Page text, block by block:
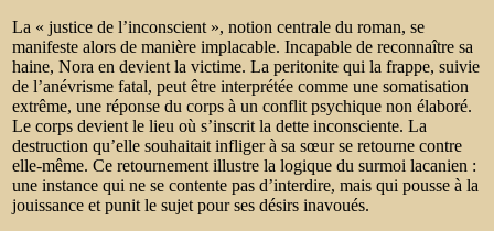
La « justice de l’inconscient », notion centrale du roman, se
manifeste alors de manière implacable. Incapable de reconnaître sa
haine, Nora en devient la victime. La peritonite qui la frappe, suivie
de l’anévrisme fatal, peut être interprétée comme une somatisation
extrême, une réponse du corps à un conflit psychique non élaboré.
Le corps devient le lieu où s’inscrit la dette inconsciente. La
destruction qu’elle souhaitait infliger à sa sœur se retourne contre
elle-même. Ce retournement illustre la logique du surmoi lacanien :
une instance qui ne se contente pas d’interdire, mais qui pousse à la
jouissance et punit le sujet pour ses désirs inavoués.